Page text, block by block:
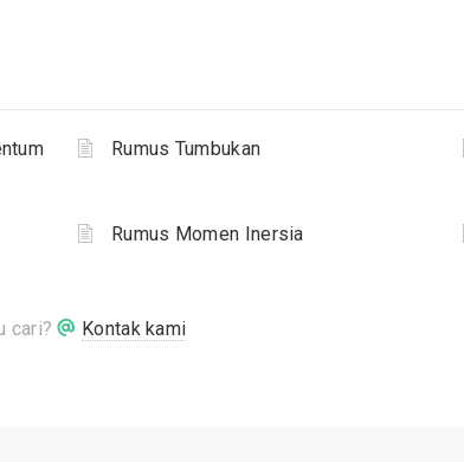
Rumus Tumbukan
Rumus Momen Inersia
cari? Kontak kami